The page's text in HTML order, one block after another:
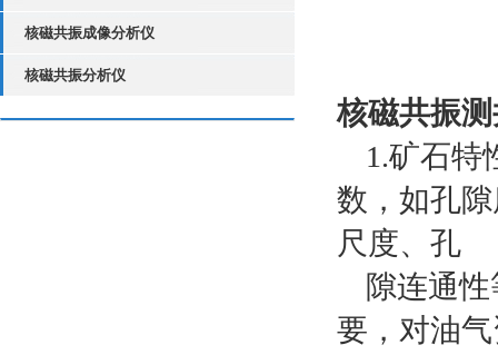
核磁共振成像分析仪
核磁共振分析仪
核磁共振
1.矿石特
数，如孔
尺度、孔
隙连通
要，对油